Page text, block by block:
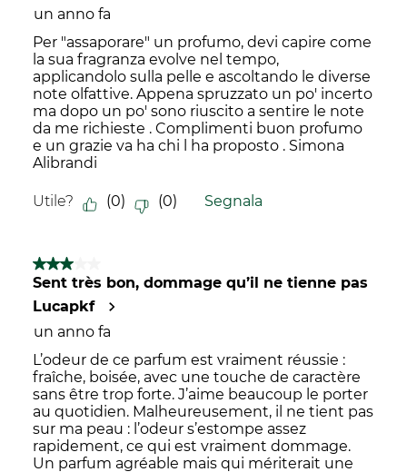
un anno fa
Per "assaporare" un profumo, devi capire come
la sua fragranza evolve nel tempo,
applicandolo sulla pelle e ascoltando le diverse
note olfattive. Appena spruzzato un po' incerto
ma dopo un po' sono riuscito a sentire le note
da me richieste . Complimenti buon profumo
e un grazie va ha chi l ha proposto . Simona
Alibrandi
Utile? (0) (0) Segnala
3 su 5 stelle.
Sent très bon, dommage qu’il ne tienne pas
Lucapkf
un anno fa
L’odeur de ce parfum est vraiment réussie :
fraîche, boisée, avec une touche de caractère
sans être trop forte. J’aime beaucoup le porter
au quotidien. Malheureusement, il ne tient pas
sur ma peau : l’odeur s’estompe assez
rapidement, ce qui est vraiment dommage.
Un parfum agréable mais qui mériterait une